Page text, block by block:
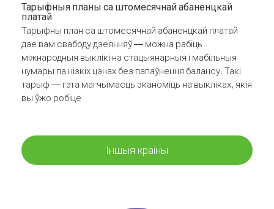
Тарыфныя планы са штомесячнай абаненцкай
платай
Тарыфны план са штомесячнай абаненцкай платай
дае вам свабоду дзеянняў — можна рабіць
міжнародныя выклікі на стацыянарныя і мабільныя
нумары па нізкіх цэнах без папаўнення балансу. Такі
тарыф — гэта магчымасць эканоміць на выкліках, якія
вы ўжо робіце
Іншыя краіны